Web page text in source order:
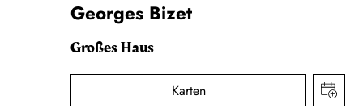
Georges Bizet
Großes Haus
Karten